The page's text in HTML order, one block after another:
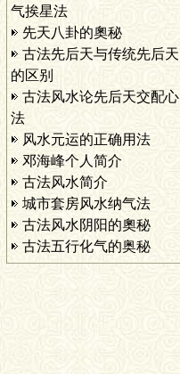
气挨星法
先天八卦的奧秘
古法先后天与传统先后天
的区别
古法风水论先后天交配心
法
风水元运的正确用法
邓海峰个人简介
古法风水简介
城市套房风水纳气法
古法风水阴阳的奧秘
古法五行化气的奥秘